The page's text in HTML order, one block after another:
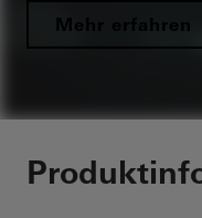
Mehr erfahren